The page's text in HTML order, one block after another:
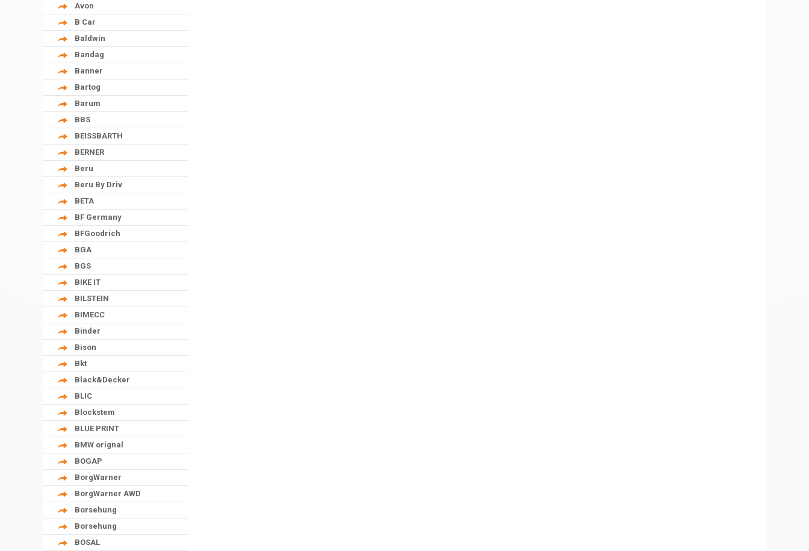
Avon
B Car
Baldwin
Bandag
Banner
Bartog
Barum
BBS
BEISSBARTH
BERNER
Beru
Beru By Driv
BETA
BF Germany
BFGoodrich
BGA
BGS
BIKE IT
BILSTEIN
BIMECC
Binder
Bison
Bkt
Black&Decker
BLIC
Blockstem
BLUE PRINT
BMW orignal
BOGAP
BorgWarner
BorgWarner AWD
Borsehung
Borsehung
BOSAL